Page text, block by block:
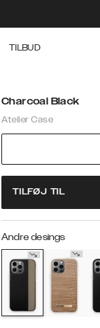
TILBUD
Charcoal Black
Atelier Case
TILFØJ TIL
Andre desings